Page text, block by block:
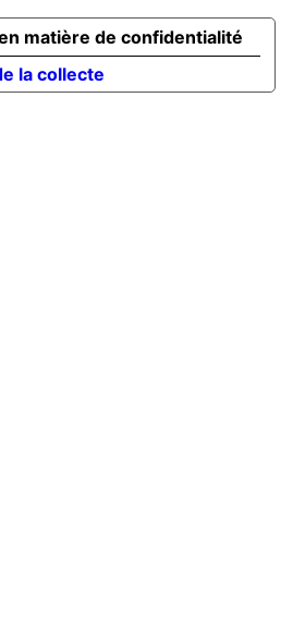
la collecte
matière de confidentialité